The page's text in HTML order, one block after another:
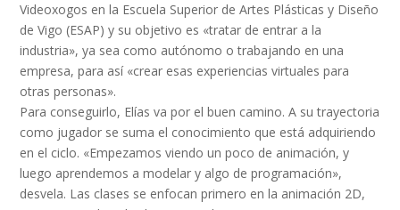
Videoxogos en la Escuela Superior de Artes Plásticas y Diseño
de Vigo (ESAP) y su objetivo es «tratar de entrar a la
industria», ya sea como autónomo o trabajando en una
empresa, para así «crear esas experiencias virtuales para
otras personas».
Para conseguirlo, Elías va por el buen camino. A su trayectoria
como jugador se suma el conocimiento que está adquiriendo
en el ciclo. «Empezamos viendo un poco de animación, y
luego aprendemos a modelar y algo de programación»,
desvela. Las clases se enfocan primero en la animación 2D,